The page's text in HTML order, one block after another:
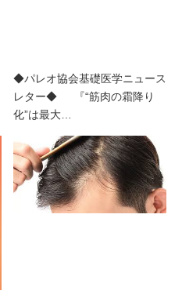
◆パレオ協会基礎医学ニュース
レター◆ 『“筋肉の霜降り
化”は最大…